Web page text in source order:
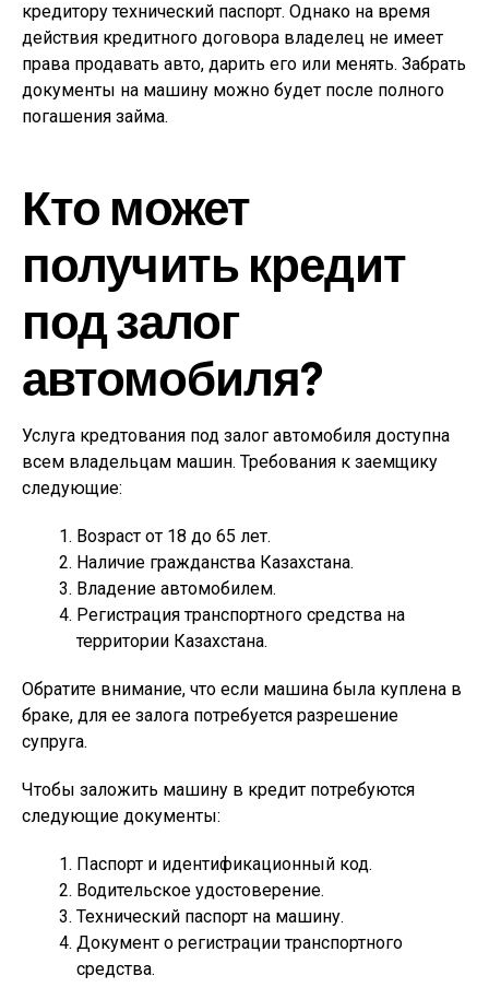
кредитору технический паспорт. Однако на время
действия кредитного договора владелец не имеет
права продавать авто, дарить его или менять. Забрать
документы на машину можно будет после полного
погашения займа.
Кто может
получить кредит
под залог
автомобиля?
Услуга кредтования под залог автомобиля доступна
всем владельцам машин. Требования к заемщику
следующие:
Возраст от 18 до 65 лет.
Наличие гражданства Казахстана.
Владение автомобилем.
Регистрация транспортного средства на
территории Казахстана.
Обратите внимание, что если машина была куплена в
браке, для ее залога потребуется разрешение
супруга.
Чтобы заложить машину в кредит потребуются
следующие документы:
Паспорт и идентификационный код.
Водительское удостоверение.
Технический паспорт на машину.
Документ о регистрации транспортного
средства.